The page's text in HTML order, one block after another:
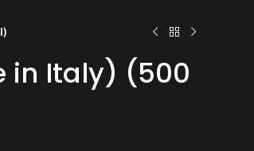
in Italy) (500